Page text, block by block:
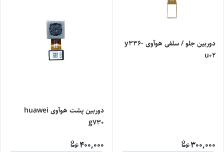
دوربین جلو / سلفی هوآوی y336-
u02
300,000
دوربین پشت هوآوی huawei
g730
400,000